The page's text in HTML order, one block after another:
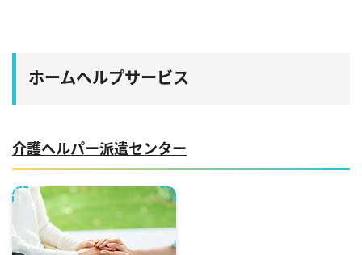
ホームヘルプサービス
介護ヘルパー派遣センター